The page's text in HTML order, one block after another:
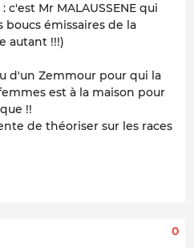
Mr MALAUSSENE qui
émissaires de la
autant !!!)
d'un Zemmour pour qui la
est à la maison pour
!!
de théoriser sur les races
0